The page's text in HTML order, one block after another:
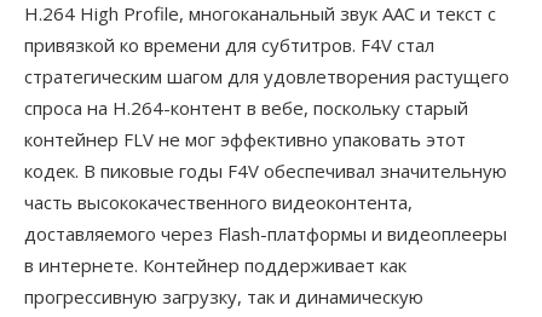
H.264 High Profile, многоканальный звук AAC и текст с
привязкой ко времени для субтитров. F4V стал
стратегическим шагом для удовлетворения растущего
спроса на H.264-контент в вебе, поскольку старый
контейнер FLV не мог эффективно упаковать этот
кодек. В пиковые годы F4V обеспечивал значительную
часть высококачественного видеоконтента,
доставляемого через Flash-платформы и видеоплееры
в интернете. Контейнер поддерживает как
прогрессивную загрузку, так и динамическую